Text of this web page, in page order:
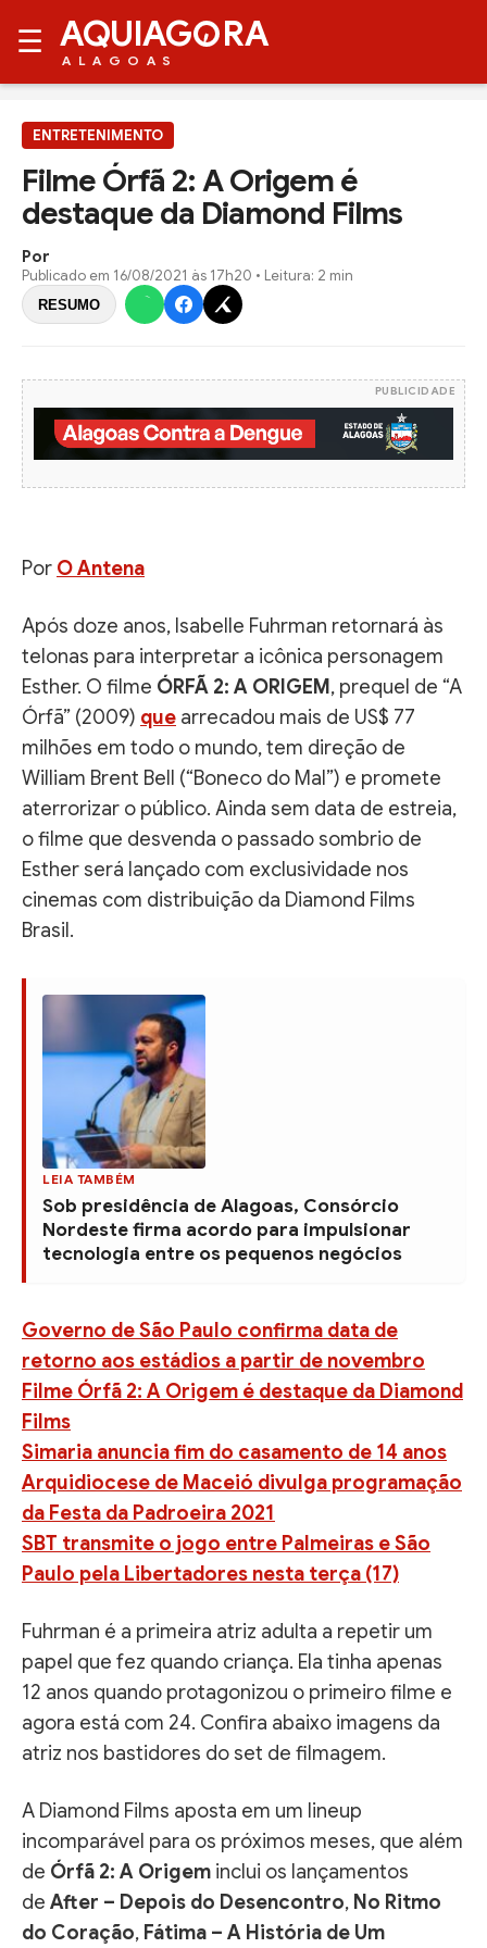
☰ AQUIAG RA
ALAGOAS
ENTRETENIMENTO
Filme Órfã 2: A Origem é
destaque da Diamond Films
Por
Publicado em 16/08/2021 às 17h20 • Leitura: 2 min
RESUMO
PUBLICIDADE
Por O Antena
Após doze anos, Isabelle Fuhrman retornará às
telonas para interpretar a icônica personagem
Esther. O filme ÓRFÃ 2: A ORIGEM , prequel de “A
Órfã” (2009) que arrecadou mais de US$ 77
milhões em todo o mundo, tem direção de
William Brent Bell (“Boneco do Mal”) e promete
aterrorizar o público. Ainda sem data de estreia,
o filme que desvenda o passado sombrio de
Esther será lançado com exclusividade nos
cinemas com distribuição da Diamond Films
Brasil.
LEIA TAMBÉM
Sob presidência de Alagoas, Consórcio
Nordeste firma acordo para impulsionar
tecnologia entre os pequenos negócios
Governo de São Paulo confirma data de
retorno aos estádios a partir de novembro
Filme Órfã 2: A Origem é destaque da Diamond
Films
Simaria anuncia fim do casamento de 14 anos
Arquidiocese de Maceió divulga programação
da Festa da Padroeira 2021
SBT transmite o jogo entre Palmeiras e São
Paulo pela Libertadores nesta terça (17)
Fuhrman é a primeira atriz adulta a repetir um
papel que fez quando criança. Ela tinha apenas
12 anos quando protagonizou o primeiro filme e
agora está com 24. Confira abaixo imagens da
atriz nos bastidores do set de filmagem.
A Diamond Films aposta em um lineup
incomparável para os próximos meses, que além
de Órfã 2: A Origem inclui os lançamentos
de After – Depois do Desencontro, No Ritmo
do Coração, Fátima – A História de Um